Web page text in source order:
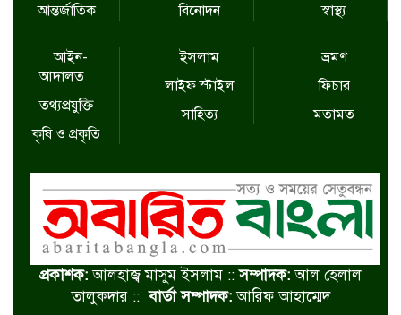
আন্তর্জাতিক
বিনোদন
স্বাস্থ্য
আইন-
আদালত
তথ্যপ্রযুক্তি
কৃষি ও প্রকৃতি
ইসলাম
লাইফ স্টাইল
সাহিত্য
ভ্রমণ
ফিচার
মতামত
প্রকাশক:আলহাজ্ব মাসুম ইসলাম ::সম্পাদক:আল হেলাল
তালুকদার ::বার্তা সম্পাদক:আরিফ আহাম্মেদ